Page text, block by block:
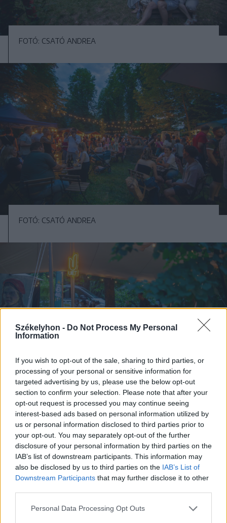
Székelyhon - Do Not Process My Personal
Information
If you wish to opt-out of the sale, sharing to third parties, or
processing of your personal or sensitive information for
targeted advertising by us, please use the below opt-out
section to confirm your selection. Please note that after your
opt-out request is processed you may continue seeing
interest-based ads based on personal information utilized by
us or personal information disclosed to third parties prior to
your opt-out. You may separately opt-out of the further
disclosure of your personal information by third parties on the
IAB’s list of downstream participants. This information may
also be disclosed by us to third parties on the IAB’s List of
Downstream Participants that may further disclose it to other
Personal Data Processing Opt Outs
FOTÓ: CSATÓ ANDREA
FOTÓ: CSATÓ ANDREA
FOTÓ: CSATÓ ANDREA